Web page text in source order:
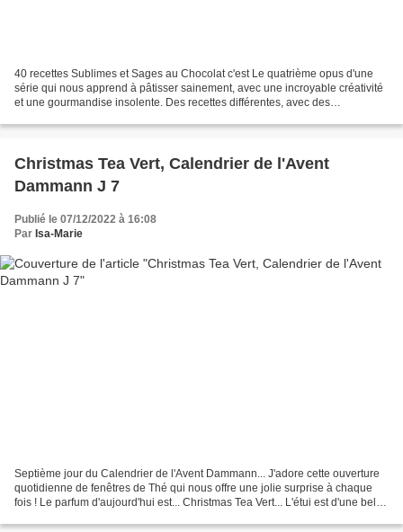
40 recettes Sublimes et Sages au Chocolat c'est Le quatrième opus d'une
série qui nous apprend à pâtisser sainement, avec une incroyable créativité
et une gourmandise insolente. Des recettes différentes, avec des
Christmas Tea Vert, Calendrier de l'Avent
Dammann J 7
Publié le 07/12/2022 à 16:08
Par Isa-Marie
Septième jour du Calendrier de l'Avent Dammann... J'adore cette ouverture
quotidienne de fenêtres de Thé qui nous offre une jolie surprise à chaque
fois ! Le parfum d'aujourd'hui est... Christmas Tea Vert... L'étui est d'une belle